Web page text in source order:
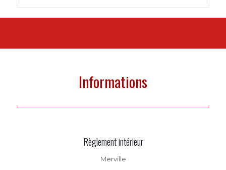
Informations
Règlement intérieur
Merville